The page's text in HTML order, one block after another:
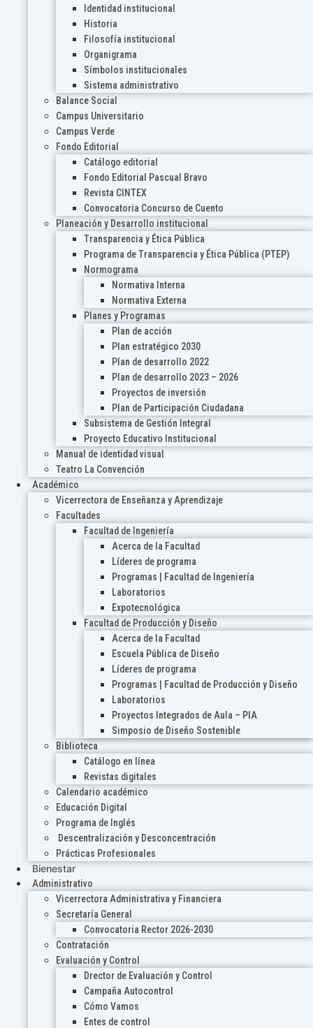
Identidad institucional
Historia
Filosofía institucional
Organigrama
Símbolos institucionales
Sistema administrativo
Balance Social
Campus Universitario
Campus Verde
Fondo Editorial
Catálogo editorial
Fondo Editorial Pascual Bravo
Revista CINTEX
Convocatoria Concurso de Cuento
Planeación y Desarrollo institucional
Transparencia y Ética Pública
Programa de Transparencia y Ética Pública (PTEP)
Normograma
Normativa Interna
Normativa Externa
Planes y Programas
Plan de acción
Plan estratégico 2030
Plan de desarrollo 2022
Plan de desarrollo 2023 – 2026
Proyectos de inversión
Plan de Participación Ciudadana
Subsistema de Gestión Integral
Proyecto Educativo Institucional
Manual de identidad visual
Teatro La Convención
Académico
Vicerrectora de Enseñanza y Aprendizaje
Facultades
Facultad de Ingeniería
Acerca de la Facultad
Líderes de programa
Programas | Facultad de Ingeniería
Laboratorios
Expotecnológica
Facultad de Producción y Diseño
Acerca de la Facultad
Escuela Pública de Diseño
Líderes de programa
Programas | Facultad de Producción y Diseño
Laboratorios
Proyectos Integrados de Aula – PIA
Simposio de Diseño Sostenible
Biblioteca
Catálogo en línea
Revistas digitales
Calendario académico
Educación Digital
Programa de Inglés
Descentralización y Desconcentración
Prácticas Profesionales
Bienestar
Administrativo
Vicerrectora Administrativa y Financiera
Secretaría General
Convocatoria Rector 2026-2030
Contratación
Evaluación y Control
Drector de Evaluación y Control
Campaña Autocontrol
Cómo Vamos
Entes de control